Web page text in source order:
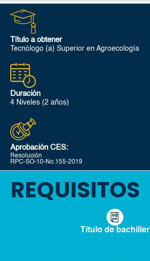
Título a obtener
Tecnólogo (a) Superior en Agroecología
Duración
4 Niveles (2 años)
Aprobación CES:
Resolución
RPC-SO-10-No.155-2019
REQUISITOS
Título de bachiller